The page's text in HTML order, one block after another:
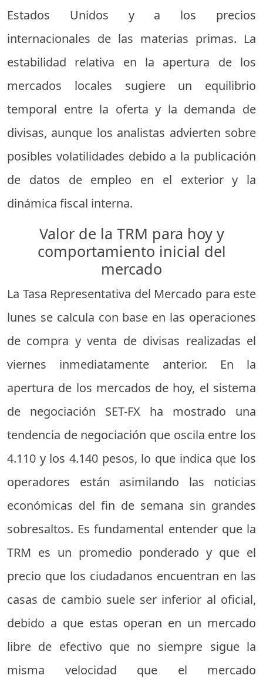
Estados Unidos y a los precios
internacionales de las materias primas. La
estabilidad relativa en la apertura de los
mercados locales sugiere un equilibrio
temporal entre la oferta y la demanda de
divisas, aunque los analistas advierten sobre
posibles volatilidades debido a la publicación
de datos de empleo en el exterior y la
dinámica fiscal interna.
Valor de la TRM para hoy y
comportamiento inicial del
mercado
La Tasa Representativa del Mercado para este
lunes se calcula con base en las operaciones
de compra y venta de divisas realizadas el
viernes inmediatamente anterior. En la
apertura de los mercados de hoy, el sistema
de negociación SET-FX ha mostrado una
tendencia de negociación que oscila entre los
4.110 y los 4.140 pesos, lo que indica que los
operadores están asimilando las noticias
económicas del fin de semana sin grandes
sobresaltos. Es fundamental entender que la
TRM es un promedio ponderado y que el
precio que los ciudadanos encuentran en las
casas de cambio suele ser inferior al oficial,
debido a que estas operan en un mercado
libre de efectivo que no siempre sigue la
misma velocidad que el mercado